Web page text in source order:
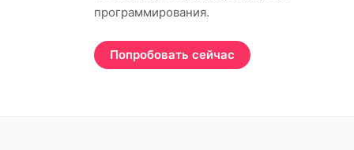
программирования.
Попробовать сейчас